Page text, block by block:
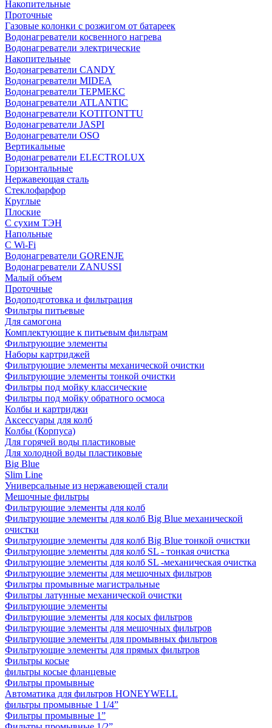
Накопительные
Проточные
Газовые колонки с розжигом от батареек
Водонагреватели косвенного нагрева
Водонагреватели электрические
Накопительные
Водонагреватели CANDY
Водонагреватели MIDEA
Водонагреватели ТЕРМЕКС
Водонагреватели ATLANTIC
Водонагреватели KOTITONTTU
Водонагреватели JASPI
Водонагреватели OSO
Вертикальные
Водонагреватели ELECTROLUX
Горизонтальные
Нержавеющая сталь
Стеклофарфор
Круглые
Плоские
С сухим ТЭН
Напольные
С Wi-Fi
Водонагреватели GORENJE
Водонагреватели ZANUSSI
Малый объем
Проточные
Водоподготовка и фильтрация
Фильтры питьевые
Для самогона
Комплектующие к питьевым фильтрам
Фильтрующие элементы
Наборы картриджей
Фильтрующие элементы механической очистки
Фильтрующие элементы тонкой очистки
Фильтры под мойку классические
Фильтры под мойку обратного осмоса
Колбы и картриджи
Аксессуары для колб
Колбы (Корпуса)
Для горячей воды пластиковые
Для холодной воды пластиковые
Big Blue
Slim Line
Универсальные из нержавеющей стали
Мешочные фильтры
Фильтрующие элементы для колб
Фильтрующие элементы для колб Big Blue механической
очистки
Фильтрующие элементы для колб Big Blue тонкой очистки
Фильтрующие элементы для колб SL - тонкая очистка
Фильтрующие элементы для колб SL -механическая очистка
Фильтрующие элементы для мешочных фильтров
Фильтры промывные магистральные
Фильтры латунные механической очистки
Фильтрующие элементы
Фильтрующие элементы для косых фильтров
Фильтрующие элементы для мешочных фильтров
Фильтрующие элементы для промывных фильтров
Фильтрующие элементы для прямых фильтров
Фильтры косые
фильтры косые фланцевые
Фильтры промывные
Автоматика для фильтров HONEYWELL
фильтры промывные 1 1/4”
Фильтры промывные 1”